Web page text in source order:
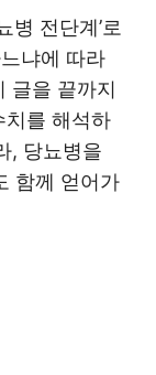
병 전단계’로
냐에 따라
글을 끝까지
치를 해석하
, 당뇨병을
함께 얻어가